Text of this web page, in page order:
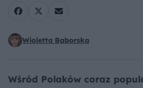
Wioletta Baborska
Wśród Polaków coraz